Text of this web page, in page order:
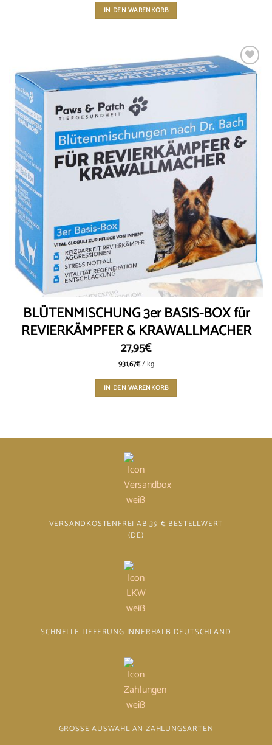
IN DEN WARENKORB
Add to
wishlist
BLÜTENMISCHUNG 3er BASIS-BOX für
REVIERKÄMPFER & KRAWALLMACHER
27,95€
931,67€/kg
IN DEN WARENKORB
VERSANDKOSTENFREI AB 39 € BESTELLWERT
(DE)
SCHNELLE LIEFERUNG INNERHALB DEUTSCHLAND
GROSSE AUSWAHL AN ZAHLUNGSARTEN